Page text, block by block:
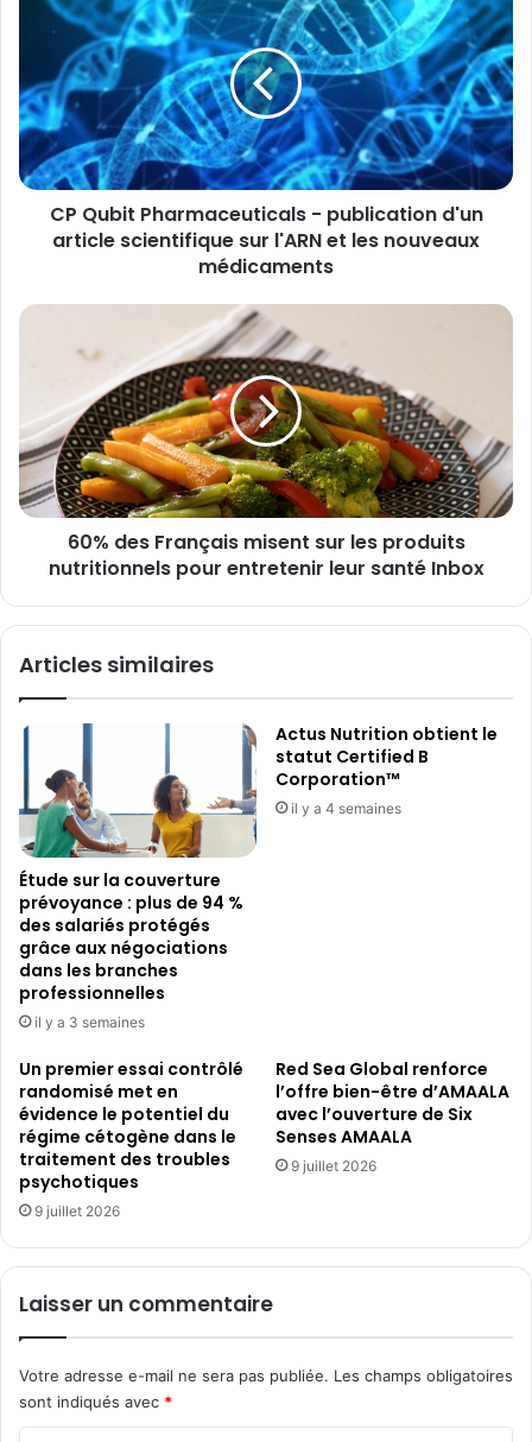
Qubit
Pharmaceuticals
publication
d'un
article
scientifique
sur
l'ARN
médicaments
CP Qubit Pharmaceuticals - publication d'un
article scientifique sur l'ARN et les nouveaux
médicaments
60%
les
produits
nutritionnels
pour
entretenir60% des Français misent sur les produits
nutritionnels pour entretenir leur santé Inbox
Articles similaires
Étude sur la couverture
prévoyance : plus de 94 %
des salariés protégés
grâce aux négociations
dans les branches
professionnelles
il y a 3 semaines
Actus Nutrition obtient le
statut Certified B
Corporation™
il y a 4 semaines
Un premier essai contrôlé
randomisé met en
évidence le potentiel du
régime cétogène dans le
traitement des troubles
psychotiques
9 juillet 2026
Red Sea Global renforce
l’offre bien-être d’AMAALA
avec l’ouverture de Six
Senses AMAALA
9 juillet 2026
Laisser un commentaire
Votre adresse e-mail ne sera pas publiée. Les champs obligatoires
sont indiqués avec *